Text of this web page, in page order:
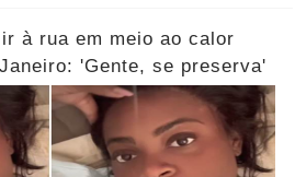
à rua em meio ao calor
'Gente, se preserva'